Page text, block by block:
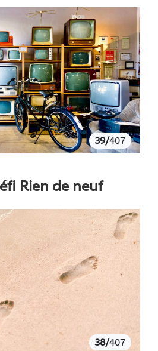
39/407
Rien de neuf
38/407